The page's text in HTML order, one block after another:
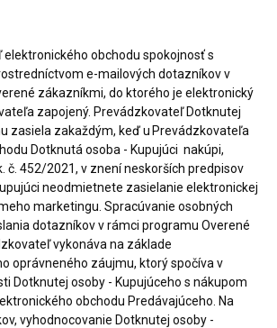
obchodu spokojnosť s
e-mailových dotazníkov v
zákazníkmi, do ktorého je elektronický
zapojený. Prevádzkovateľ Dotknutej
zasiela zakaždým, keď u Prevádzkovateľa
Dotknutá osoba - Kupujúci nakúpi,
č. 452/2021, v znení neskorších predpisov
neodmietnete zasielanie elektronickej
marketingu. Spracúvanie osobných
dotazníkov v rámci programu Overené
vykonáva na základe
oprávneného záujmu, ktorý spočíva v
Dotknutej osoby - Kupujúceho s nákupom
obchodu Predávajúceho. Na
vyhodnocovanie Dotknutej osoby -